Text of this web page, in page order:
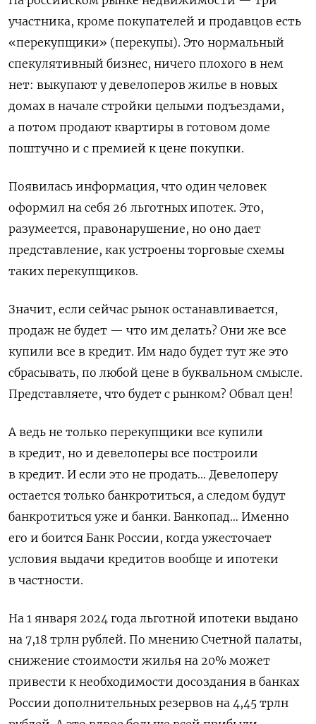
участника, кроме покупателей и продавцов есть
«перекупщики» (перекупы). Это нормальный
спекулятивный бизнес, ничего плохого в нем
нет: выкупают у девелоперов жилье в новых
домах в начале стройки целыми подъездами,
а потом продают квартиры в готовом доме
поштучно и с премией к цене покупки.
Появилась информация, что один человек
оформил на себя 26 льготных ипотек. Это,
разумеется, правонарушение, но оно дает
представление, как устроены торговые схемы
таких перекупщиков.
Значит, если сейчас рынок останавливается,
продаж не будет — что им делать? Они же все
купили все в кредит. Им надо будет тут же это
сбрасывать, по любой цене в буквальном смысле.
Представляете, что будет с рынком? Обвал цен!
А ведь не только перекупщики все купили
в кредит, но и девелоперы все построили
в кредит. И если это не продать… Девелоперу
остается только банкротиться, а следом будут
банкротиться уже и банки. Банкопад… Именно
его и боится Банк России, когда ужесточает
условия выдачи кредитов вообще и ипотеки
в частности.
На 1 января 2024 года льготной ипотеки выдано
на 7,18 трлн рублей. По мнению Счетной палаты,
снижение стоимости жилья на 20% может
привести к необходимости досоздания в банках
России дополнительных резервов на 4,45 трлн